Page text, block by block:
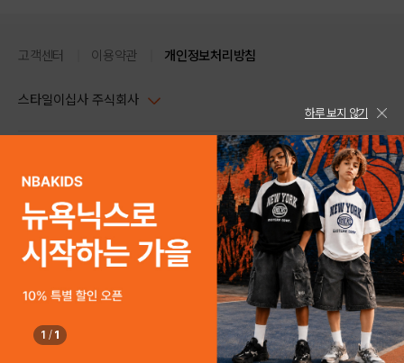
구매하기
고객센터 이용약관 개인정보처리방침
스타일이십사 주식회사
주소 : 서울시 강남구 논현로 633, 6층 (논현동, 한세엠케이빌딩)
사업자등록번호 : 116-81-32499
통신판매업신고번호 : 제 2024-서울강남-04239
호스팅 서비스 : 스타일이십사㈜
고객센터 1544-5336(평일 09:00~ 18:00 토/일/공휴일 휴무)
스타일24 고객센터 1544-5336
평일 09:00~ 18:00 (토/일/공휴일 휴무)
help Email : help@style24.com
COPYRIGHTⓒ2021 STYLE24 ALL RIGHTS RESERVED.
하루 보지 않기
1 / 1